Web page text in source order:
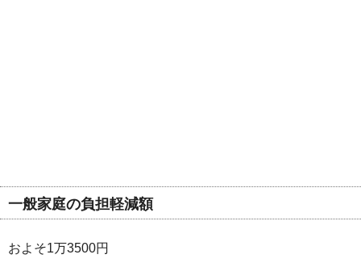
一般家庭の負担軽減額
およそ1万3500円